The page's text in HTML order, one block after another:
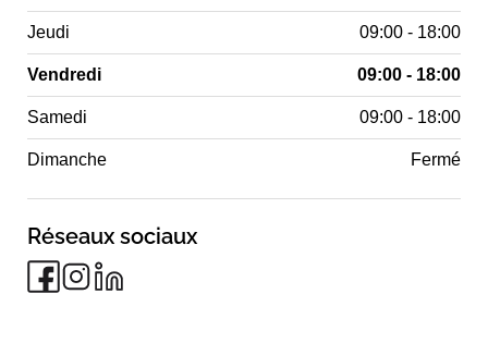
Jeudi 09:00 - 18:00
Vendredi 09:00 - 18:00
Samedi 09:00 - 18:00
Dimanche Fermé
Réseaux sociaux